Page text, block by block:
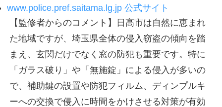
www.police.pref.saitama.lg.jp 公式サイト
【監修者からのコメント】
日高市は自然に恵まれ
た地域ですが、埼玉県全体の侵入窃盗の傾向を踏
まえ、玄関だけでなく窓の防犯も重要です。特に
「ガラス破り」や「無施錠」による侵入が多いの
で、補助鍵の設置や防犯フィルム、ディンプルキ
ーへの交換で侵入に時間をかけさせる対策が有効